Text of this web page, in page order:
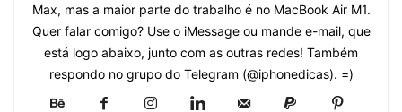
Max, mas a maior parte do trabalho é no MacBook Air M1.
Quer falar comigo? Use o iMessage ou mande e-mail, que
está logo abaixo, junto com as outras redes! Também
respondo no grupo do Telegram (@iphonedicas). =)